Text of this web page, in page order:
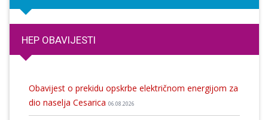
HEP OBAVIJESTI
Obavijest o prekidu opskrbe električnom energijom za
dio naselja Cesarica 06.08.2026